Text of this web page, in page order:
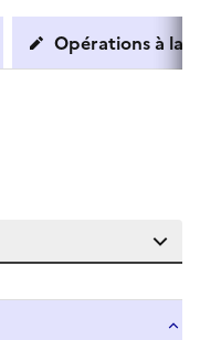
Opérations à la